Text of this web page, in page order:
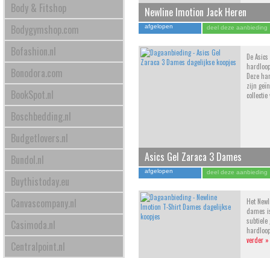
Body & Fitshop
Bodygymshop.com
Bofashion.nl
Bonodora.com
BookSpot.nl
Boschbedding.nl
Budgetlovers.nl
Bundol.nl
Buythistoday.eu
Canvascompany.nl
Casimoda.nl
Centralpoint.nl
Newline Imotion Jack Heren
afgelopen deel deze aanbieding
De
Deze
zijn
Asics Gel Zaraca 3 Dames
afgelopen deel deze aanbieding
Het
dames
subtiele
verder »